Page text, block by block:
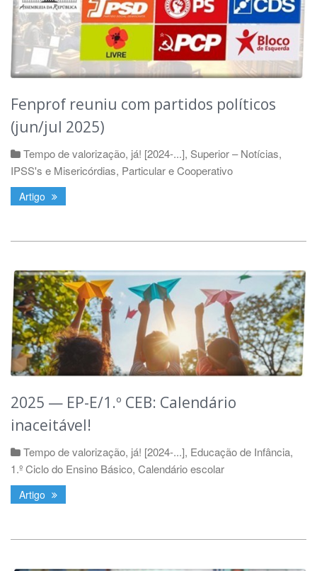
Fenprof reuniu com partidos políticos
(jun/jul 2025)
Tempo de valorização, já! [2024-...], Superior – Notícias,
IPSS's e Misericórdias, Particular e Cooperativo
Artigo
2025 — EP-E/1.º CEB: Calendário
inaceitável!
Tempo de valorização, já! [2024-...], Educação de Infância,
1.º Ciclo do Ensino Básico, Calendário escolar
Artigo